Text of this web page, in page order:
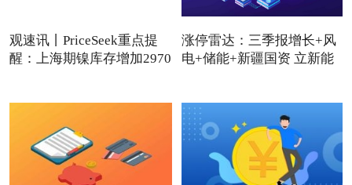
观速讯丨PriceSeek重点提
醒：上海期镍库存增加2970
涨停雷达：三季报增长+风
电+储能+新疆国资 立新能